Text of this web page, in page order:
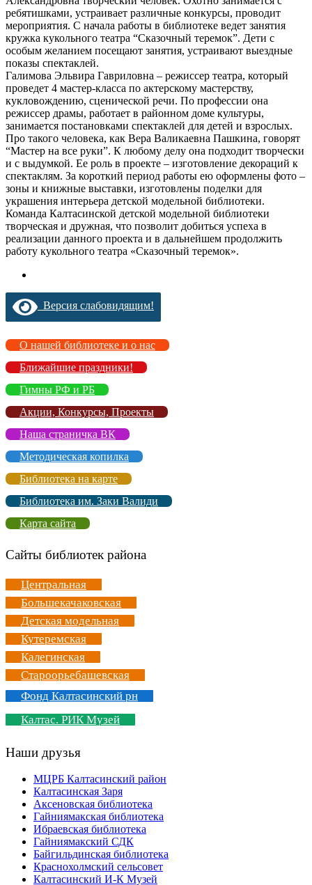
ребятишками, устраивает различные конкурсы, проводит
мероприятия. С начала работы в библиотеке ведет занятия
кружка кукольного театра “Сказочный теремок”. Дети с
особым желанием посещают занятия, устраивают выездные
показы спектаклей.
Галимова Эльвира Гавриловна – режиссер театра, который
проведет 4 мастер-класса по актерскому мастерству,
кукловождению, сценической речи. По профессии она
режиссер драмы, работает в районном доме культуры,
занимается постановками спектаклей для детей и взрослых.
Про такого человека, как Вера Валикаевна Пашкина, говорят
“Мастер на все руки”. К любому делу она подходит творчески
и с выдумкой. Ее роль в проекте – изготовление декораций к
спектаклям. За короткий период работы ею оформлены фото –
зоны и книжные выставки, изготовлены поделки для
украшения интерьера детской модельной библиотеки.
Команда Калтасинской детской модельной библиотеки
творческая и дружная, что позволит добиться успеха в
реализации данного проекта и в дальнейшем продолжить
работу кукольного театра «Сказочный теремок».
Версия слабовидящим!
О нашей библиотеке и о нас
Ближайшие праздники!
Гимны РФ и РБ
Акции, Конкурсы, Проекты
Наша страничка ВК
Методическая копилка
Библиотека на карте
Библиотека им. Заки Валиди
Карта сайта
Сайты библиотек района
Центральная
Большекачаковская
Детская модельная
Кутеремская
Калегинская
Староорьебашевская
Фонд Калтасинский рн
Калтас. РИК Музей
Наши друзья
МЦРБ Калтасинский район
Калтасинская Заря
Аксеновская библиотека
Гайниямакская библиотека
Ибраевская библиотека
Гайниямакский СДК
Байгильдинская библиотека
Краснохолмский сельсовет
Калтасинский И-К Музей